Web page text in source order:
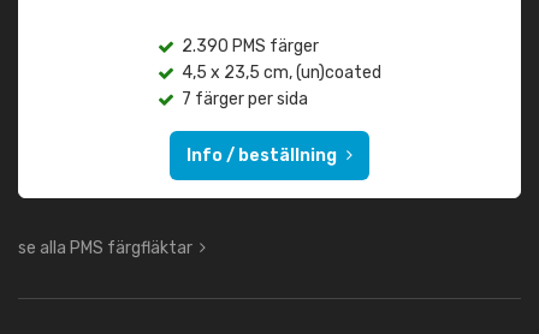
2.390 PMS färger
4,5 x 23,5 cm, (un)coated
7 färger per sida
Info / beställning
se alla PMS färgfläktar